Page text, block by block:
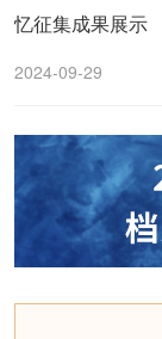
忆征集成果展示
2024-09-29